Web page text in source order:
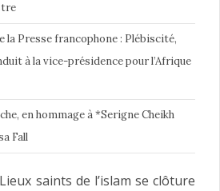
Presse francophone : Plébiscité,
à la vice-présidence pour l’Afrique
en hommage à *Serigne Cheikh
Fall
saints de l’islam se clôture